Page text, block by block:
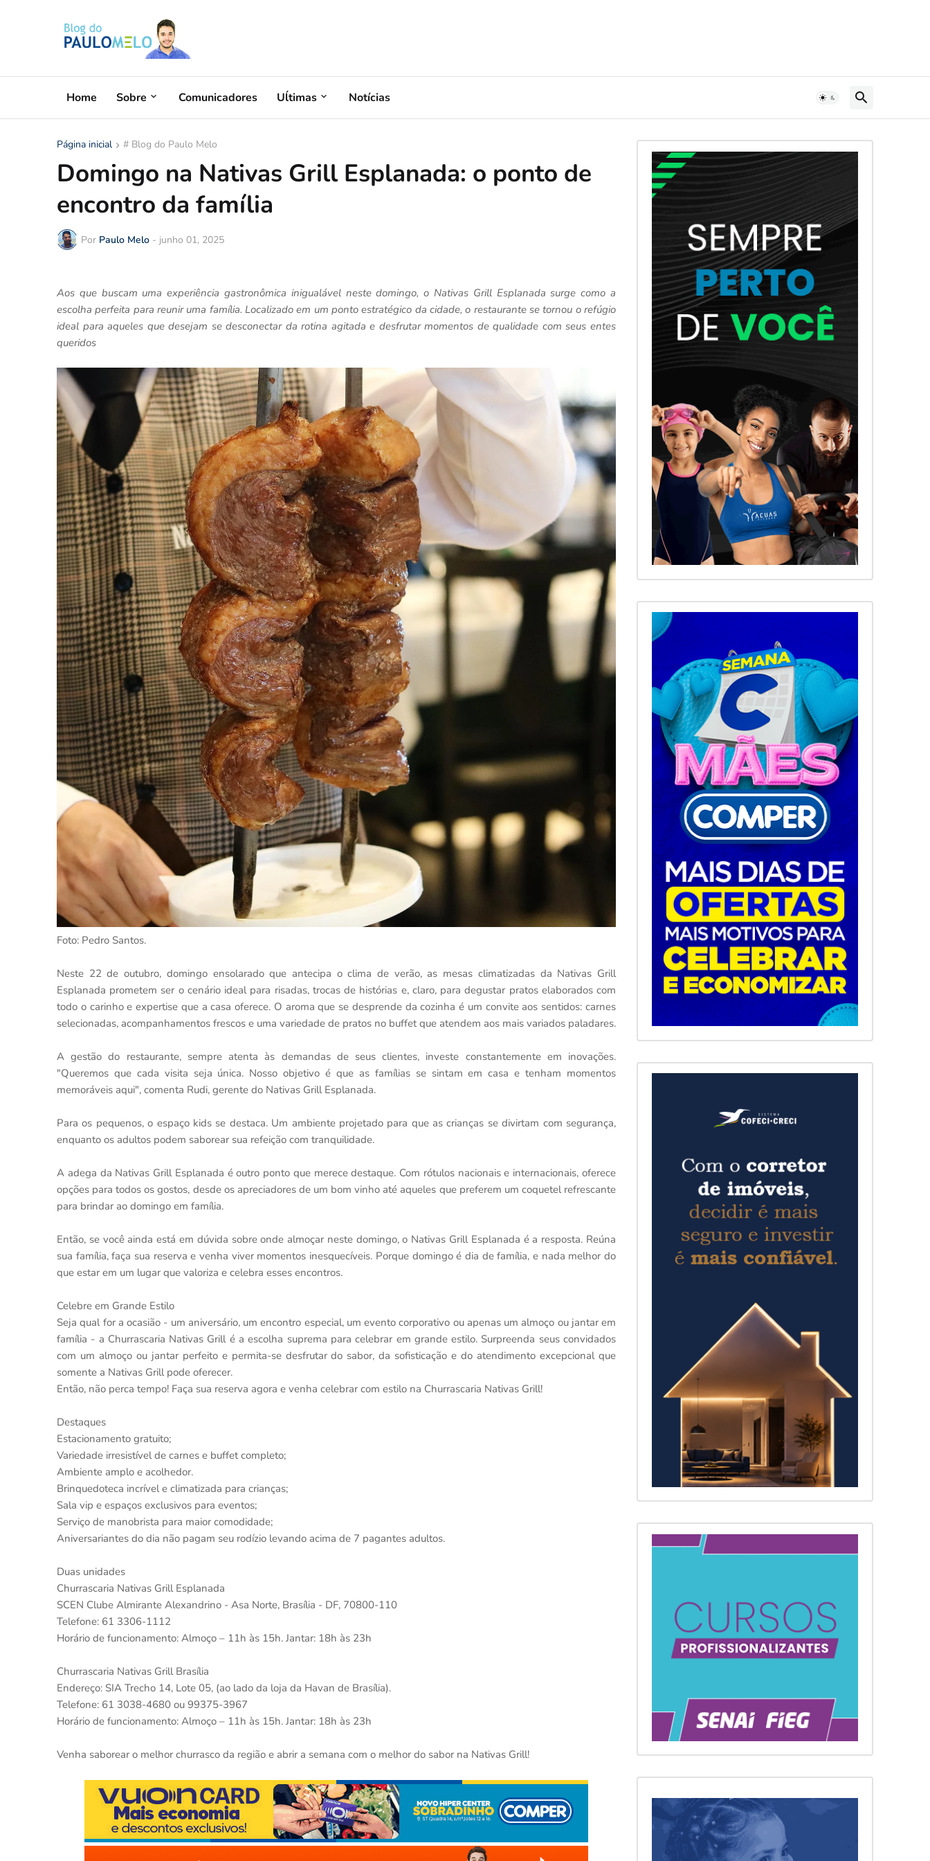
Home Sobre Comunicadores Uĺtimas Notícias
Página inicial # Blog do Paulo Melo
Domingo na Nativas Grill Esplanada: o ponto de
encontro da família
Por Paulo Melo - junho 01, 2025
Aos que buscam uma experiência gastronômica inigualável neste domingo, o Nativas Grill Esplanada surge como a
escolha perfeita para reunir uma família. Localizado em um ponto estratégico da cidade, o restaurante se tornou o refúgio
ideal para aqueles que desejam se desconectar da rotina agitada e desfrutar momentos de qualidade com seus entes
queridos
Foto: Pedro Santos.
Neste 22 de outubro, domingo ensolarado que antecipa o clima de verão, as mesas climatizadas da Nativas Grill
Esplanada prometem ser o cenário ideal para risadas, trocas de histórias e, claro, para degustar pratos elaborados com
todo o carinho e expertise que a casa oferece. O aroma que se desprende da cozinha é um convite aos sentidos: carnes
selecionadas, acompanhamentos frescos e uma variedade de pratos no buffet que atendem aos mais variados paladares.
A gestão do restaurante, sempre atenta às demandas de seus clientes, investe constantemente em inovações.
"Queremos que cada visita seja única. Nosso objetivo é que as famílias se sintam em casa e tenham momentos
memoráveis ​​aqui", comenta Rudi, gerente do Nativas Grill Esplanada.
Para os pequenos, o espaço kids se destaca. Um ambiente projetado para que as crianças se divirtam com segurança,
enquanto os adultos podem saborear sua refeição com tranquilidade.
A adega da Nativas Grill Esplanada é outro ponto que merece destaque. Com rótulos nacionais e internacionais, oferece
opções para todos os gostos, desde os apreciadores de um bom vinho até aqueles que preferem um coquetel refrescante
para brindar ao domingo em família.
Então, se você ainda está em dúvida sobre onde almoçar neste domingo, o Nativas Grill Esplanada é a resposta. Reúna
sua família, faça sua reserva e venha viver momentos inesquecíveis. Porque domingo é dia de família, e nada melhor do
que estar em um lugar que valoriza e celebra esses encontros.
Celebre em Grande Estilo
Seja qual for a ocasião - um aniversário, um encontro especial, um evento corporativo ou apenas um almoço ou jantar em
família - a Churrascaria Nativas Grill é a escolha suprema para celebrar em grande estilo. Surpreenda seus convidados
com um almoço ou jantar perfeito e permita-se desfrutar do sabor, da sofisticação e do atendimento excepcional que
somente a Nativas Grill pode oferecer.
Então, não perca tempo! Faça sua reserva agora e venha celebrar com estilo na Churrascaria Nativas Grill!
Destaques
Estacionamento gratuito;
Variedade irresistível de carnes e buffet completo;
Ambiente amplo e acolhedor.
Brinquedoteca incrível e climatizada para crianças;
Sala vip e espaços exclusivos para eventos;
Serviço de manobrista para maior comodidade;
Aniversariantes do dia não pagam seu rodízio levando acima de 7 pagantes adultos.
Duas unidades
Churrascaria Nativas Grill Esplanada
SCEN Clube Almirante Alexandrino - Asa Norte, Brasília - DF, 70800-110
Telefone: 61 3306-1112
Horário de funcionamento: Almoço – 11h às 15h. Jantar: 18h às 23h
Churrascaria Nativas Grill Brasília
Endereço: SIA Trecho 14, Lote 05, (ao lado da loja da Havan de Brasília).
Telefone: 61 3038-4680 ou 99375-3967
Horário de funcionamento: Almoço – 11h às 15h. Jantar: 18h às 23h
Venha saborear o melhor churrasco da região e abrir a semana com o melhor do sabor na Nativas Grill!